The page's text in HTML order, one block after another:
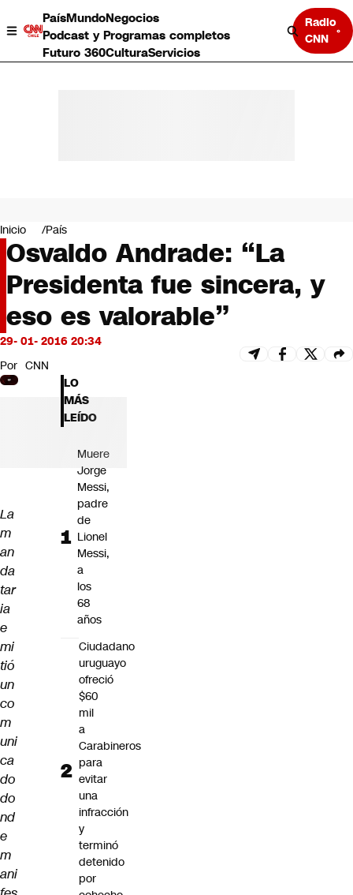
PaísMundoNegocios
Podcast y Programas completos
Futuro 360CulturaServicios
Radio
CNN
Negocios
Deportes
Programas completos
Cultura
Servicios
Bits
CNN tiempo
Futuro 360
Opinión
Inicio País
Osvaldo Andrade: “La
Presidenta fue sincera, y
eso es valorable”
29- 01- 2016 20:34
Por CNN
La
m
an
da
tar
ia
e
mi
tió
un
co
m
uni
ca
do
do
nd
e
m
ani
LO
MÁS
LEÍDO
Muere
Jorge
Messi,
padre
de
Lionel
Messi,
a
los
68
años
Ciudadano
uruguayo
ofreció
$60
mil
a
Carabineros
para
evitar
una
infracción
y
terminó
detenido
por